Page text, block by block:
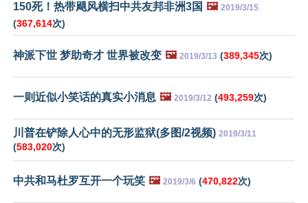
150死！热带飓风横扫中共友邦非洲3国 🖼️ 2019/3/15
(367,614次)
神派下世 梦助奇才 世界被改变 🖼️ 2019/3/13 (389,345次)
一则近似小笑话的真实小消息 🖼️ 2019/3/12 (493,259次)
川普在铲除人心中的无形监狱(多图/2视频) 2019/3/11
(583,020次)
中共和马杜罗互开一个玩笑 🖼️ 2019/3/6 (470,822次)